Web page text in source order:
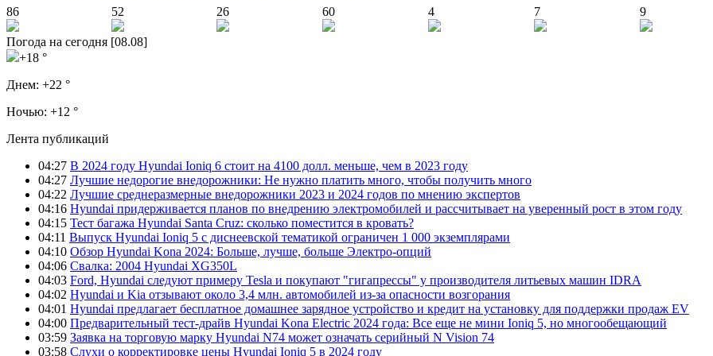
86
52 26 60 4 7 9
Погода на сегодня [08.08]
+18 °
Днем: +22 °
Ночью: +12 °
Лента публикаций
04:27 В 2024 году Hyundai Ioniq 6 стоит на 4100 долл. меньше, чем в 2023 году
04:27 Лучшие недорогие внедорожники: Не нужно платить много, чтобы получить много
04:22 Лучшие среднеразмерные внедорожники 2023 и 2024 годов по мнению экспертов
04:16 Hyundai придерживается планов по внедрению электромобилей и рассчитывает на уверенный рост в этом году
04:15 Тест багажа Hyundai Santa Cruz: сколько поместится в кровать?
04:11 Выпуск Hyundai Ioniq 5 с диснеевской тематикой ограничен 1 000 экземплярами
04:10 Обзор Hyundai Kona 2024: Больше, лучше, больше Электро-опций
04:06 Свалка: 2004 Hyundai XG350L
04:03 Ford, Hyundai следуют примеру Tesla и покупают "гигапрессы" у производителя литьевых машин IDRA
04:02 Hyundai и Kia отзывают около 3,4 млн. автомобилей из-за опасности возгорания
04:01 Hyundai предлагает бесплатное домашнее зарядное устройство и кредит на установку для поддержки продаж EV
04:00 Предварительный тест-драйв Hyundai Kona Electric 2024 года: Все еще не мини Ioniq 5, но многообещающий
03:59 Заявка на торговую марку Hyundai N74 может означать серийный N Vision 74
03:58 Слухи о корректировке цены Hyundai Ioniq 5 в 2024 году